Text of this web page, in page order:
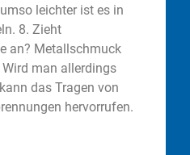
leichter ist es in
8. Zieht
an? Metallschmuck
man allerdings
das Tragen von
hervorrufen.